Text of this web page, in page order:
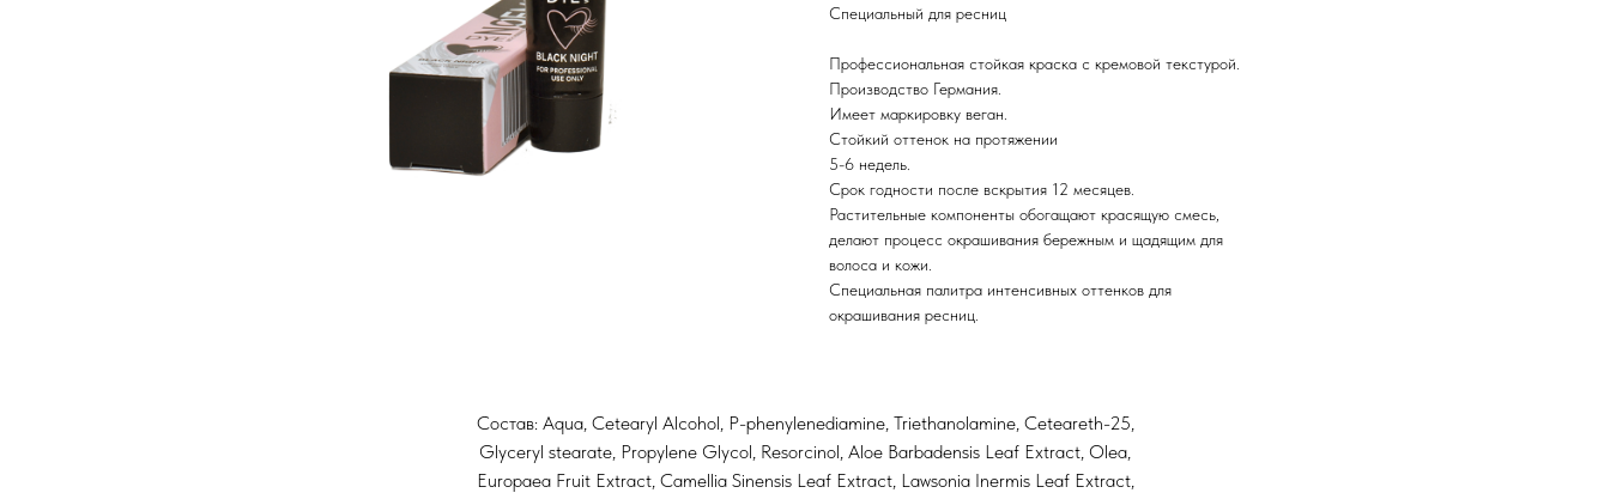
Специальный для ресниц
Профессиональная стойкая краска с кремовой текстурой.
Производство Германия.
Имеет маркировку веган.
Стойкий оттенок на протяжении
5-6 недель.
Срок годности после вскрытия 12 месяцев.
Растительные компоненты обогащают красящую смесь,
делают процесс окрашивания бережным и щадящим для
волоса и кожи.
Специальная палитра интенсивных оттенков для
окрашивания ресниц.
Состав: Aqua, Cetearyl Alcohol, P-phenylenediamine, Triethanolamine, Ceteareth-25,
Glyceryl stearate, Propylene Glycol, Resorcinol, Aloe Barbadensis Leaf Extract, Olea,
Europaea Fruit Extract, Camellia Sinensis Leaf Extract, Lawsonia Inermis Leaf Extract,